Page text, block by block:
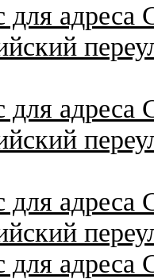
адреса
адреса
адреса
адреса